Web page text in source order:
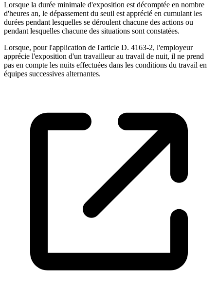
Lorsque la durée minimale d'exposition est décomptée en nombre
d'heures an, le dépassement du seuil est apprécié en cumulant les
durées pendant lesquelles se déroulent chacune des actions ou
pendant lesquelles chacune des situations sont constatées.
Lorsque, pour l'application de l'article D. 4163-2, l'employeur
apprécie l'exposition d'un travailleur au travail de nuit, il ne prend
pas en compte les nuits effectuées dans les conditions du travail en
équipes successives alternantes.